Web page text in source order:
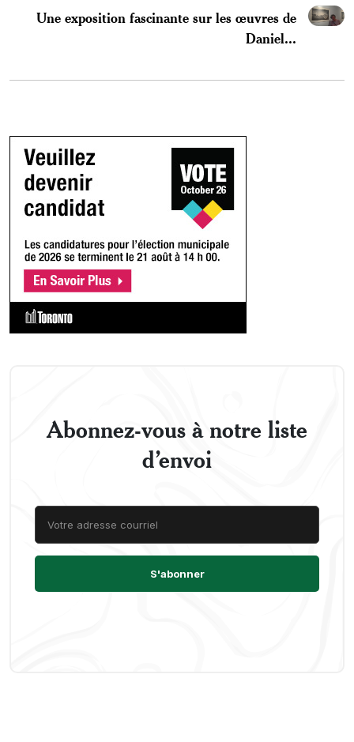
Une exposition fascinante sur les œuvres de
Daniel...
Abonnez-vous à notre liste
d’envoi